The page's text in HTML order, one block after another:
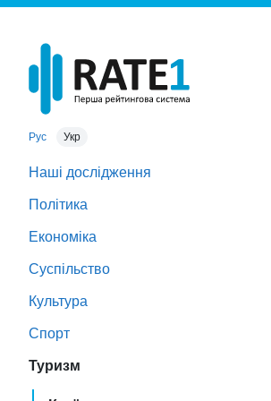
Рус Укр
Наші дослідження
Політика
Економіка
Суспільство
Культура
Спорт
Туризм